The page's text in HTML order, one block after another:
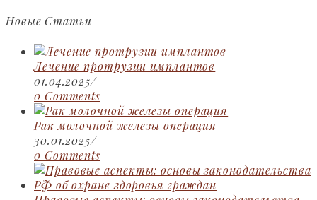
Новые Статьи
Лечение протрузии имплантов
01.04.2025/
0 Comments
Рак молочной железы операция
30.01.2025/
0 Comments